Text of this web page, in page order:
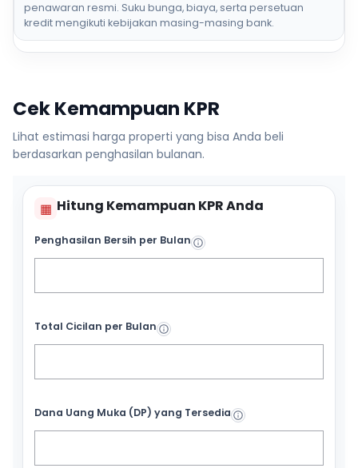
penawaran resmi. Suku bunga, biaya, serta persetuan
kredit mengikuti kebijakan masing-masing bank.
Cek Kemampuan KPR
Lihat estimasi harga properti yang bisa Anda beli
berdasarkan penghasilan bulanan.
▦ Hitung Kemampuan KPR Anda
Penghasilan Bersih per Bulan
Total Cicilan per Bulan
Dana Uang Muka (DP) yang Tersedia